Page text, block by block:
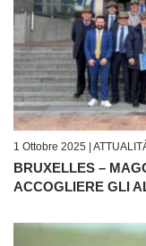
1 Ottobre 2025 |
BRUXELLES –
ACCOGLIERE GLI